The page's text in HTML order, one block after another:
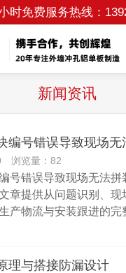
时免费服务热线：
新闻资讯
编号错误导致现场无
浏览量：82
号错误导致现场无法拼
章提供从问题识别、现
产物流与安装跟进的完
理与搭接防漏设计